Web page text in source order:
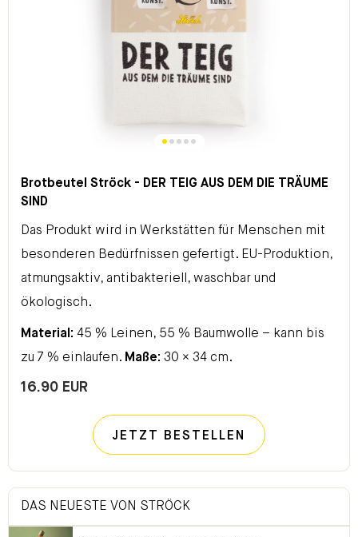
Brotbeutel Ströck - DER TEIG AUS DEM DIE TRÄUME
SIND
Das Produkt wird in Werkstätten für Menschen mit
besonderen Bedürfnissen gefertigt. EU-Produktion,
atmungsaktiv, antibakteriell, waschbar und
ökologisch.
Material: 45 % Leinen, 55 % Baumwolle – kann bis
zu 7 % einlaufen. Maße: 30 × 34 cm.
16.90 EUR
JETZT BESTELLEN
DAS NEUESTE VON STRÖCK